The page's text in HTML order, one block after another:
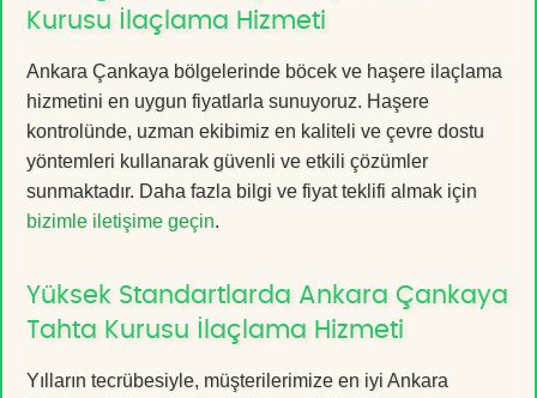
Kurusu İlaçlama Hizmeti
Ankara Çankaya bölgelerinde böcek ve haşere ilaçlama
hizmetini en uygun fiyatlarla sunuyoruz. Haşere
kontrolünde, uzman ekibimiz en kaliteli ve çevre dostu
yöntemleri kullanarak güvenli ve etkili çözümler
sunmaktadır. Daha fazla bilgi ve fiyat teklifi almak için
bizimle iletişime geçin.
Yüksek Standartlarda Ankara Çankaya
Tahta Kurusu İlaçlama Hizmeti
Yılların tecrübesiyle, müşterilerimize en iyi Ankara